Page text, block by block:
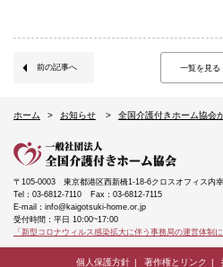
前の記事へ 一覧を見る
ホーム お知らせ 全国介護付きホーム協会
〒105-0003 東京都港区西新橋1-18-6クロスオフィス内
Tel：03-6812-7110
Fax：03-6812-7115
E-mail：info@kaigotsuki-home.or.jp
受付時間：平日 10:00~17:00
「新型コロナウィルス感染拡大に伴う事務局の運営体制
個人保護方針 著作権とリンク